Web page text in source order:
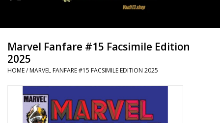
TPB's
Incentives
Comic Protection
Marvel Fanfare #15 Facsimile Edition
2025
HOME/ MARVEL FANFARE #15 FACSIMILE EDITION 2025